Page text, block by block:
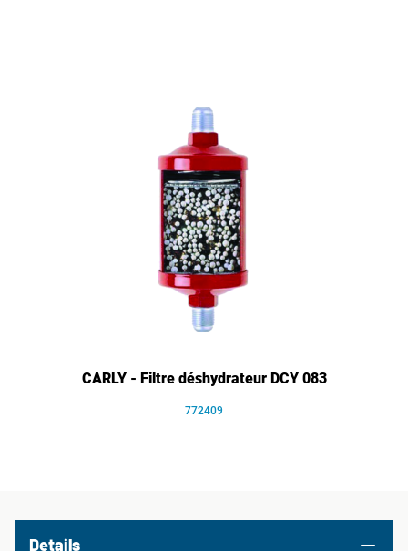
CARLY - Filtre déshydrateur DCY 083
772409
Details